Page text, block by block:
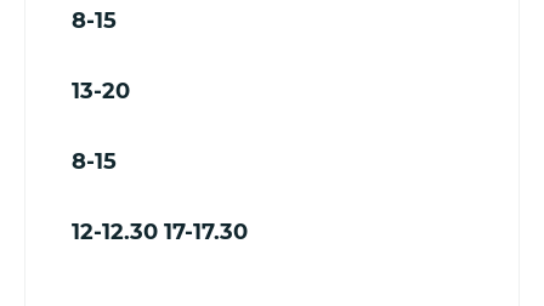
8-15
13-20
8-15
12-12.30 17-17.30